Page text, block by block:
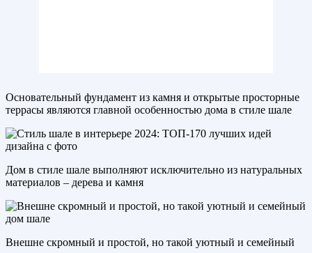
Основательный фундамент из камня и открытые просторные
террасы являются главной особенностью дома в стиле шале
Дом в стиле шале выполняют исключительно из натуральных
материалов – дерева и камня
Внешне скромный и простой, но такой уютный и семейный